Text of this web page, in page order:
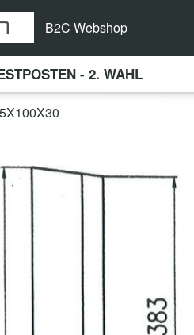
B2C Webshop
- 2. WAHL